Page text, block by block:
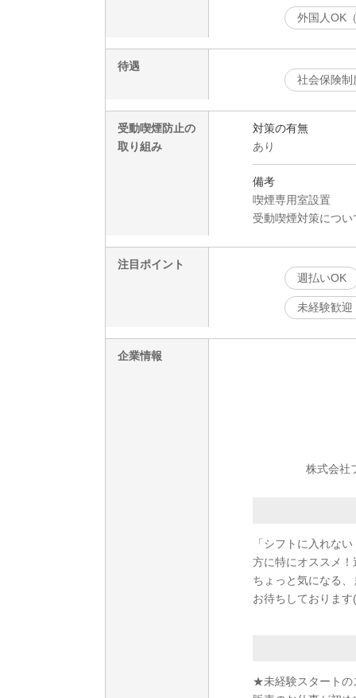
外国人OK
待遇
社会保険制
受動喫煙防止の
取り組み
対策の有無
あり
備考
喫煙専用室設置
受動喫煙対策につ
注目ポイント
週払いOK
未経験歓迎
企業情報
株式会社
「シフトに入れな
方に特にオススメ
ちょっと気になる
お待ちしておりま
★未経験スタートの